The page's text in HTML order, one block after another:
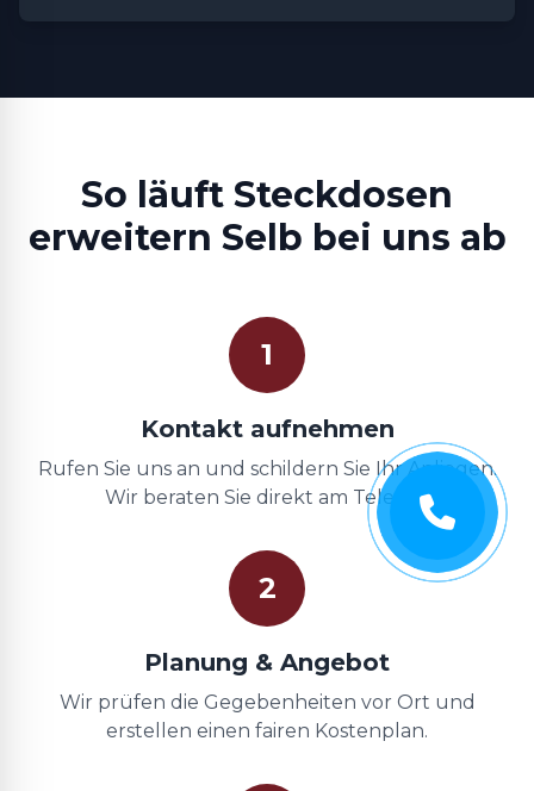
So läuft Steckdosen
erweitern Selb bei uns ab
1
Kontakt aufnehmen
Rufen Sie uns an und schildern Sie Ihr Anliegen.
Wir beraten Sie direkt am Telefon.
2
Planung & Angebot
Wir prüfen die Gegebenheiten vor Ort und
erstellen einen fairen Kostenplan.